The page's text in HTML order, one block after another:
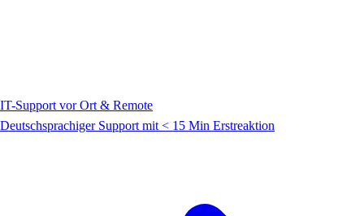
IT-Support vor Ort & Remote
Deutschsprachiger Support mit < 15 Min Erstreaktion